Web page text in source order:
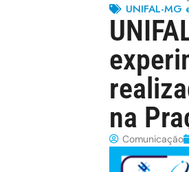
UNIFAL-MG
na
Comunicação